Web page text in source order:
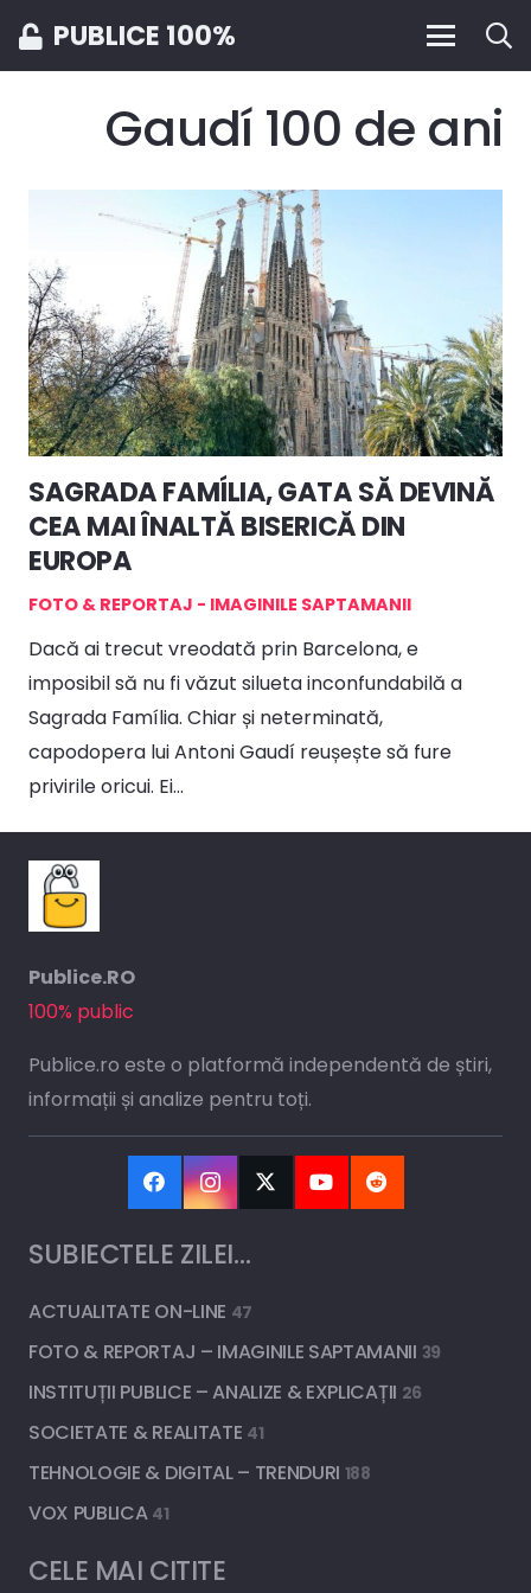
PUBLICE 100%
Gaudí 100 de ani
SAGRADA FAMÍLIA, GATA SĂ DEVINĂ
CEA MAI ÎNALTĂ BISERICĂ DIN
EUROPA
FOTO & REPORTAJ - IMAGINILE SAPTAMANII
Dacă ai trecut vreodată prin Barcelona, e
imposibil să nu fi văzut silueta inconfundabilă a
Sagrada Família. Chiar și neterminată,
capodopera lui Antoni Gaudí reușește să fure
privirile oricui. Ei…
Publice.RO
100% public
Publice.ro este o platformă independentă de știri,
informații și analize pentru toți.
SUBIECTELE ZILEI…
ACTUALITATE ON-LINE 47
FOTO & REPORTAJ – IMAGINILE SAPTAMANII 39
INSTITUȚII PUBLICE – ANALIZE & EXPLICAȚII 26
SOCIETATE & REALITATE 41
TEHNOLOGIE & DIGITAL – TRENDURI 188
VOX PUBLICA 41
CELE MAI CITITE